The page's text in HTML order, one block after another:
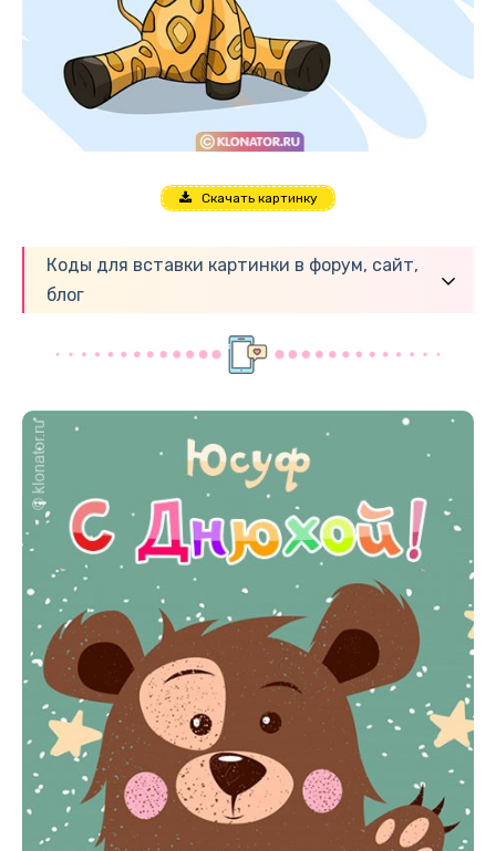
Скачать картинку
Коды для вставки картинки в форум, сайт,
блог